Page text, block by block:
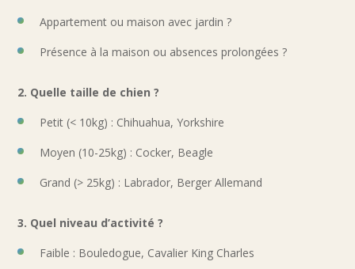
Appartement ou maison avec jardin ?
Présence à la maison ou absences prolongées ?
2. Quelle taille de chien ?
Petit (< 10kg) : Chihuahua, Yorkshire
Moyen (10-25kg) : Cocker, Beagle
Grand (> 25kg) : Labrador, Berger Allemand
3. Quel niveau d’activité ?
Faible : Bouledogue, Cavalier King Charles